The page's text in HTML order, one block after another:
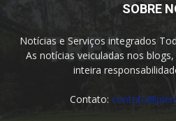
SOBRE
Notícias e Serviços integrados
As notícias veiculadas nos
inteira
Contato: